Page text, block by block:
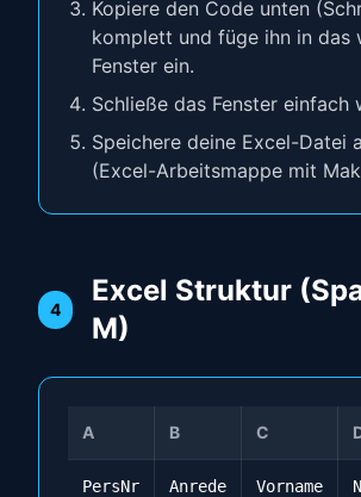
Kopiere den Code unten
komplett und füge ihn in das
Fenster ein.
Schließe das Fenster einfach
Speichere deine Excel-Datei
(Excel-Arbeitsmappe mit
4
Excel Struktur
M)
A B C
PersNr Anrede Vorname